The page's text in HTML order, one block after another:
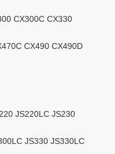
CX300C CX330
CX490 CX490D
JS220LC JS230
JS330 JS330LC